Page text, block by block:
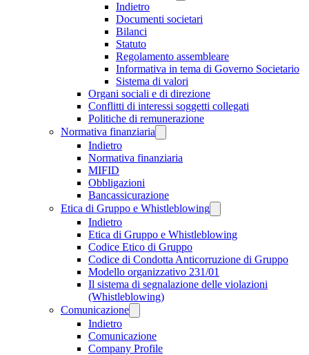
Indietro
Documenti societari
Bilanci
Statuto
Regolamento assembleare
Informativa in tema di Governo Societario
Sistema di valori
Organi sociali e di direzione
Conflitti di interessi soggetti collegati
Politiche di remunerazione
Normativa finanziaria
Indietro
Normativa finanziaria
MIFID
Obbligazioni
Bancassicurazione
Etica di Gruppo e Whistleblowing
Indietro
Etica di Gruppo e Whistleblowing
Codice Etico di Gruppo
Codice di Condotta Anticorruzione di Gruppo
Modello organizzativo 231/01
Il sistema di segnalazione delle violazioni
(Whistleblowing)
Comunicazione
Indietro
Comunicazione
Company Profile